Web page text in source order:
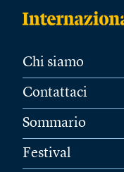
Chi siamo
Contattaci
Sommario
Festival